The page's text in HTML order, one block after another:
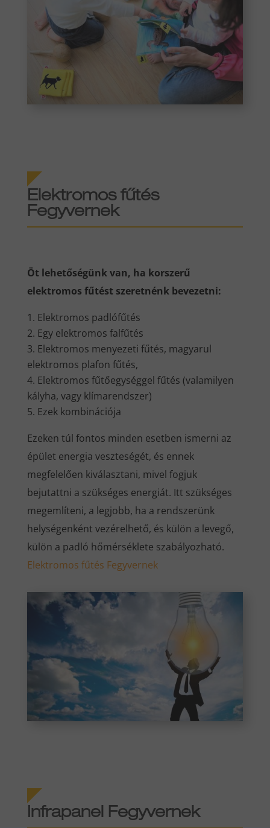
Elektromos fűtés
Fegyvernek
Öt lehetőségünk van, ha korszerű
elektromos fűtést szeretnénk bevezetni:
Elektromos padlófűtés
Egy elektromos falfűtés
Elektromos menyezeti fűtés, magyarul
elektromos plafon fűtés,
Elektromos fűtőegységgel fűtés (valamilyen
kályha, vagy klímarendszer)
Ezek kombinációja
Ezeken túl fontos minden esetben ismerni az
épület energia veszteségét, és ennek
megfelelően kiválasztani, mivel fogjuk
bejutattni a szükséges energiát. Itt szükséges
megemlíteni, a legjobb, ha a rendszerünk
helységenként vezérelhető, és külön a levegő,
külön a padló hőmérséklete szabályozható.
Elektromos fűtés Fegyvernek
Infrapanel Fegyvernek